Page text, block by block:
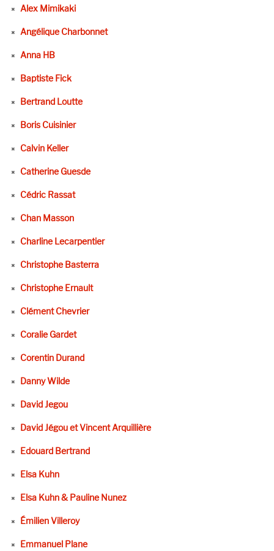
Alex Mimikaki
Angélique Charbonnet
Anna HB
Baptiste Fick
Bertrand Loutte
Boris Cuisinier
Calvin Keller
Catherine Guesde
Cédric Rassat
Chan Masson
Charline Lecarpentier
Christophe Basterra
Christophe Ernault
Clément Chevrier
Coralie Gardet
Corentin Durand
Danny Wilde
David Jegou
David Jégou et Vincent Arquillière
Edouard Bertrand
Elsa Kuhn
Elsa Kuhn & Pauline Nunez
Émilien Villeroy
Emmanuel Plane